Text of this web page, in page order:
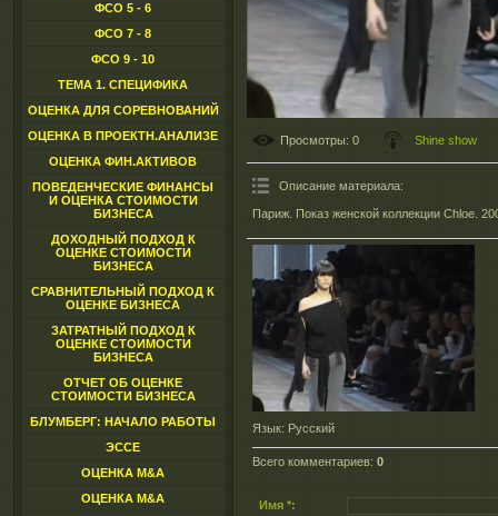
ФСО 5 - 6
ФСО 7 - 8
ФСО 9 - 10
ТЕМА 1. СПЕЦИФИКА
ОЦЕНКА ДЛЯ СОРЕВНОВАНИЙ
ОЦЕНКА В ПРОЕКТН.АНАЛИЗЕ
ОЦЕНКА ФИН.АКТИВОВ
ПОВЕДЕНЧЕСКИЕ ФИНАНСЫ
И ОЦЕНКА СТОИМОСТИ
БИЗНЕСА
ДОХОДНЫЙ ПОДХОД К
ОЦЕНКЕ СТОИМОСТИ
БИЗНЕСА
СРАВНИТЕЛЬНЫЙ ПОДХОД К
ОЦЕНКЕ БИЗНЕСА
ЗАТРАТНЫЙ ПОДХОД К
ОЦЕНКЕ СТОИМОСТИ
БИЗНЕСА
ОТЧЕТ ОБ ОЦЕНКЕ
СТОИМОСТИ БИЗНЕСА
БЛУМБЕРГ: НАЧАЛО РАБОТЫ
ЭССЕ
ОЦЕНКА M&A
ОЦЕНКА M&A
Просмотры: 0 Shine show
Описание материала:
Париж. Показ женской коллекции Chloe.
Язык: Русский
Всего комментариев: 0
Имя *: